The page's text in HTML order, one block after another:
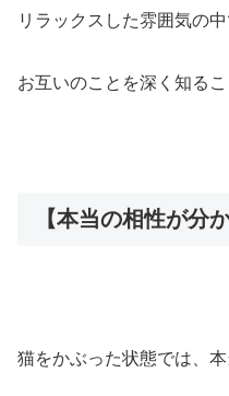
リラックスした雰囲気の
お互いのことを深く知るこ
【本当の相性が分か
猫をかぶった状態では、